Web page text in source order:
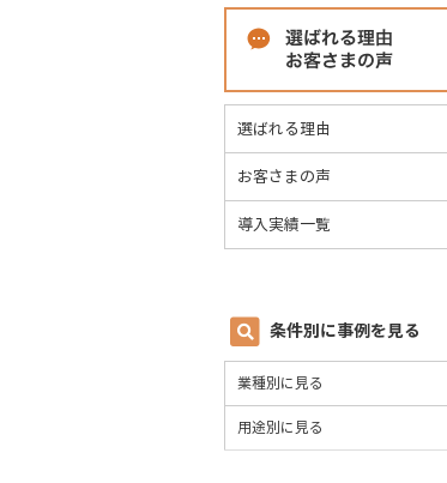
選ばれる理由
お客さまの声
導入実績一覧
条件別に事例を見る
業種別に見る
用途別に見る